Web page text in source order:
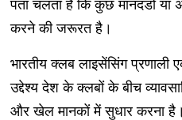
पता चलता है कि कुछ मानदंडों या
करने की जरूरत है।
भारतीय क्लब लाइसेंसिंग प्रणाली
उद्देश्य देश के क्लबों के बीच
और खेल मानकों में सुधार करना